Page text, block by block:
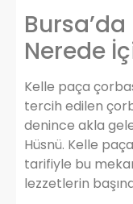
Nerede
Kelle paça
tercih edilen
denince akla
Hüsnü. Kelle
tarifiyle bu
lezzetlerin